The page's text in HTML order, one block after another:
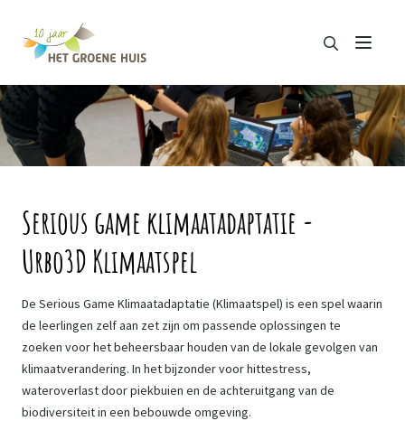
Menu
Zoeken
Serious game klimaatadaptatie -
Urbo3D Klimaatspel
De Serious Game Klimaatadaptatie (Klimaatspel) is een spel waarin
de leerlingen zelf aan zet zijn om passende oplossingen te
zoeken voor het beheersbaar houden van de lokale gevolgen van
klimaatverandering. In het bijzonder voor hittestress,
wateroverlast door piekbuien en de achteruitgang van de
biodiversiteit in een bebouwde omgeving.